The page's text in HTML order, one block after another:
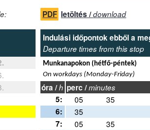
PDF letöltés /download
Indulási időpontok ebből a
Departure times from this stop
Munkanapokon (hétfő-péntek)
On workdays (Monday-Friday)
óra /h perc /minutes
5: 05
35
6:
35
7:
05
35